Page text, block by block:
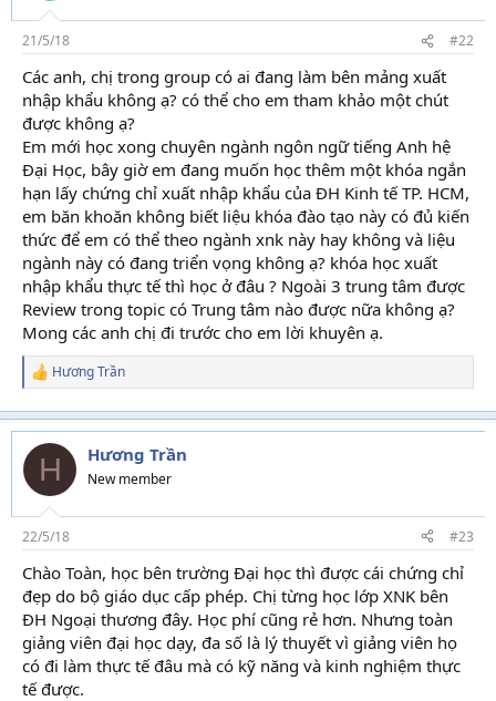
s
:
21/5/18 #22
Các anh, chị trong group có ai đang làm bên mảng xuất
nhập khẩu không ạ? có thể cho em tham khảo một chút
được không ạ?
Em mới học xong chuyên ngành ngôn ngữ tiếng Anh hệ
Đại Học, bây giờ em đang muốn học thêm một khóa ngắn
hạn lấy chứng chỉ xuất nhập khẩu của ĐH Kinh tế TP. HCM,
em băn khoăn không biết liệu khóa đào tạo này có đủ kiến
thức để em có thể theo ngành xnk này hay không và liệu
ngành này có đang triển vọng không ạ? khóa học xuất
nhập khẩu thực tế thì học ở đâu ? Ngoài 3 trung tâm được
Review trong topic có Trung tâm nào được nữa không ạ?
Mong các anh chị đi trước cho em lời khuyên ạ.
R
a
c
t
o
s
:
Hương Trần
H Hương Trần
New member
22/5/18 #23
Chào Toàn, học bên trường Đại học thì được cái chứng chỉ
đẹp do bộ giáo dục cấp phép. Chị từng học lớp XNK bên
ĐH Ngoại thương đây. Học phí cũng rẻ hơn. Nhưng toàn
giảng viên đại học dạy, đa số là lý thuyết vì giảng viên họ
có đi làm thực tế đâu mà có kỹ năng và kinh nghiệm thực
tế được.